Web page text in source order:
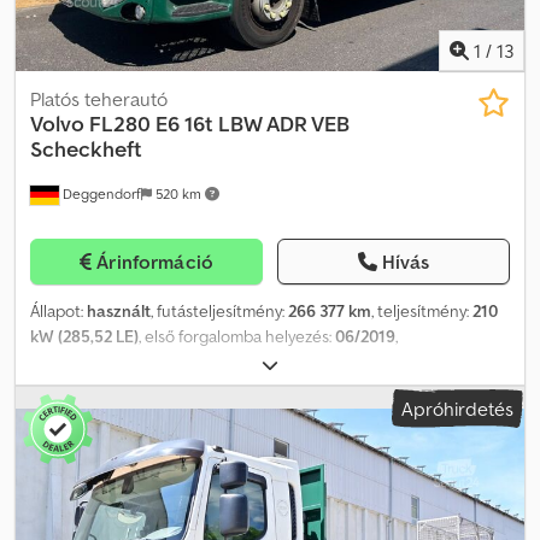
1 / 13
Deggendorf 520 km
Platós teherautó
Volvo FL280 E6 16t LBW ADR VEB
Scheckheft
Árinformáció Hívás
Állapot: használt, futásteljesítmény:266 377 km, teljesítmény:210
kW (285,52 LE), első forgalomba helyezés:06/2019,
, saját tömeg:
8 980 kg, össztömeg:16 000 kg, tengelyelrendezés:4x2,
tengelytáv:3 800 mm, fékek:motorfék, szín:zöld, vezetőfülke:
nappali fülke, hajtástípus: automata , kibocsátási osztály:
felfüggesztés:levegő, ülések száma:2, raktér hossza:5 300 mm
rakodótér szélesség:2 360 mm, Felszereltség:
differenciálzár, elektronikus stabilitásprogram (ESP),
Apróhirdetés